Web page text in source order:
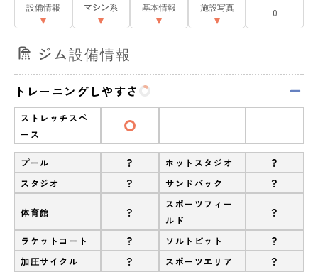
設備情報 マシン系 基本情報 施設写真 0
ジム設備情報
トレーニングしやすさ
ストレッチスペ
ース
プール ? ホットスタジオ ?
スタジオ ? サンドバック ?
体育館 ?
スポーツフィー
ルド
?
ラケットコート ? ソルトピット ?
加圧サイクル ? スポーツエリア ?